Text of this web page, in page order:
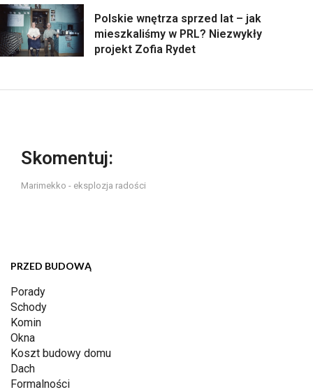
Polskie wnętrza sprzed lat – jak
mieszkaliśmy w PRL? Niezwykły
projekt Zofia Rydet
Skomentuj:
Marimekko - eksplozja radości
PRZED BUDOWĄ
Porady
Schody
Komin
Okna
Koszt budowy domu
Dach
Formalności